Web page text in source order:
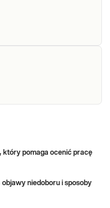
który pomaga ocenić pracę
niedoboru i sposoby